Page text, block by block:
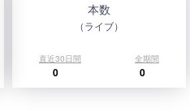
本数
（ライブ）
直近30日間 全期間
0 0